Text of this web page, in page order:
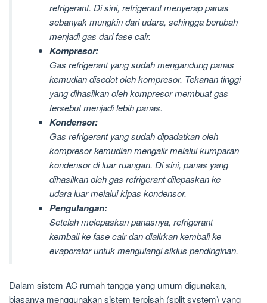
refrigerant. Di sini, refrigerant menyerap panas
sebanyak mungkin dari udara, sehingga berubah
menjadi gas dari fase cair.
Kompresor:
Gas refrigerant yang sudah mengandung panas
kemudian disedot oleh kompresor. Tekanan tinggi
yang dihasilkan oleh kompresor membuat gas
tersebut menjadi lebih panas.
Kondensor:
Gas refrigerant yang sudah dipadatkan oleh
kompresor kemudian mengalir melalui kumparan
kondensor di luar ruangan. Di sini, panas yang
dihasilkan oleh gas refrigerant dilepaskan ke
udara luar melalui kipas kondensor.
Pengulangan:
Setelah melepaskan panasnya, refrigerant
kembali ke fase cair dan dialirkan kembali ke
evaporator untuk mengulangi siklus pendinginan.
Dalam sistem AC rumah tangga yang umum digunakan,
biasanya menggunakan sistem terpisah (split system) yang